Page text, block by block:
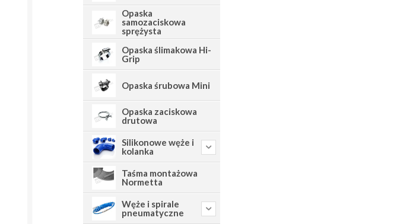
Opaska
samozaciskowa
sprężysta
Opaska ślimakowa Hi-
Grip
Opaska śrubowa Mini
Opaska zaciskowa
drutowa
Silikonowe węże i
kolanka
Taśma montażowa
Normetta
Węże i spirale
pneumatyczne